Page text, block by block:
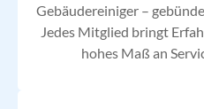
Gebäudereiniger –
Jedes Mitglied bringt
hohes Maß an